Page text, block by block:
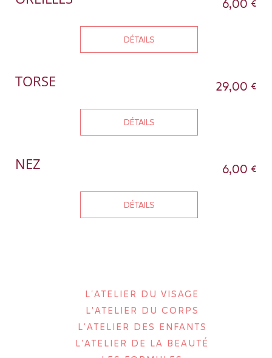
6,00 €
DÉTAILS
TORSE 29,00 €
DÉTAILS
NEZ 6,00 €
DÉTAILS
L'ATELIER DU VISAGE
L'ATELIER DU CORPS
L'ATELIER DES ENFANTS
L'ATELIER DE LA BEAUTÉ